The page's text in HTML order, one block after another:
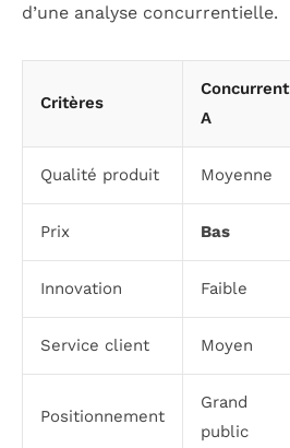
d’une analyse concurrentielle.
Critères
Concurrent
A
Qualité produit Moyenne
Prix Bas
Innovation Faible
Service client Moyen
Positionnement
Grand
public